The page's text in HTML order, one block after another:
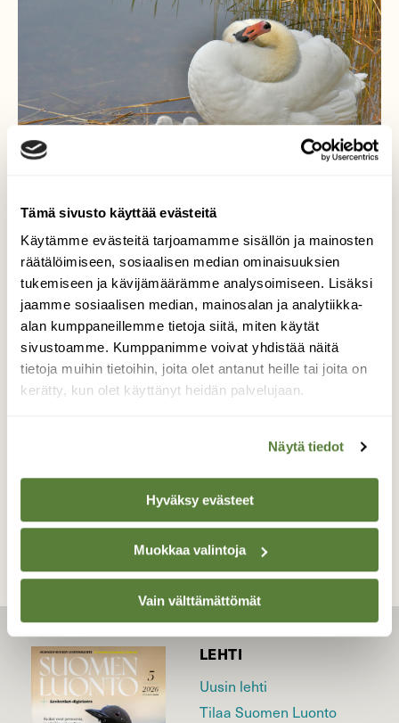
Tämä sivusto käyttää evästeitä
Käytämme evästeitä tarjoamamme sisällön ja mainosten
räätälöimiseen, sosiaalisen median ominaisuuksien
tukemiseen ja kävijämäärämme analysoimiseen. Lisäksi
jaamme sosiaalisen median, mainosalan ja analytiikka-
alan kumppaneillemme tietoja siitä, miten käytät
sivustoamme. Kumppanimme voivat yhdistää näitä
tietoja muihin tietoihin, joita olet antanut heille tai joita on
kerätty, kun olet käyttänyt heidän palvelujaan.
Näytä tiedot
Hyväksy evästeet
Muokkaa valintoja
Vain välttämättömät
Saatko kaulaasi näin?
Kyhmyjoutsenia rannalla poikasten
ensiuinnin jälkeen.
LEHTI
Uusin lehti
Tilaa Suomen Luonto